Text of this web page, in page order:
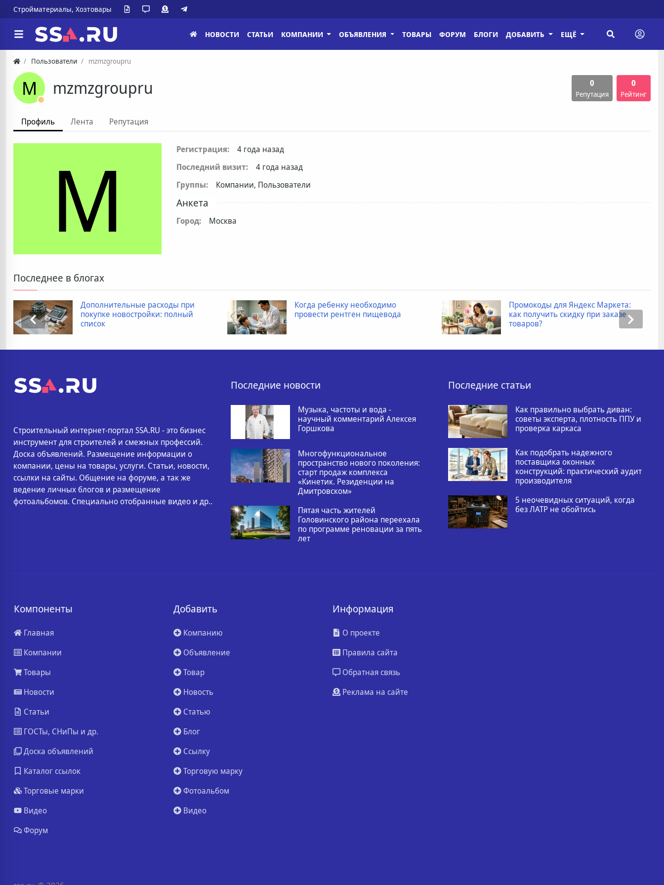
Стройматериалы, Хозтовары
НОВОСТИ СТАТЬИ КОМПАНИИ ОБЪЯВЛЕНИЯ ТОВАРЫ ФОРУМ БЛОГИ ДОБАВИТЬ ЕЩЁ
Пользователи mzmzgroupru
M mzmzgroupru 0
Репутация
0
Рейтинг
Профиль Лента Репутация
M Регистрация:
4 года назад
Последний визит:
4 года назад
Группы:
Компании, Пользователи
Анкета
Город: Москва
Последнее в блогах
Дополнительные расходы при
покупке новостройки: полный
список
Когда ребенку необходимо
провести рентген пищевода
Промокоды для Яндекс Маркета:
как получить скидку при заказе
товаров?
Строительный интернет-портал SSA.RU - это бизнес
инструмент для строителей и смежных профессий.
Доска объявлений. Размещение информации о
компании, цены на товары, услуги. Статьи, новости,
ссылки на сайты. Общение на форуме, а так же
ведение личных блогов и размещение
фотоальбомов. Специально отобранные видео и др..
Последние новости
Музыка, частоты и вода -
научный комментарий Алексея
Горшкова
Многофункциональное
пространство нового поколения:
старт продаж комплекса
«Кинетик. Резиденции на
Дмитровском»
Пятая часть жителей
Головинского района переехала
по программе реновации за пять
лет
Последние статьи
Как правильно выбрать диван:
советы эксперта, плотность ППУ и
проверка каркаса
Как подобрать надежного
поставщика оконных
конструкций: практический аудит
производителя
5 неочевидных ситуаций, когда
без ЛАТР не обойтись
Компоненты
Главная
Компании
Товары
Новости
Статьи
ГОСТы, СНиПы и др.
Доска объявлений
Каталог ссылок
Торговые марки
Видео
Форум
Добавить
Компанию
Объявление
Товар
Новость
Статью
Блог
Ссылку
Торговую марку
Фотоальбом
Видео
Информация
О проекте
Правила сайта
Обратная связь
Реклама на сайте